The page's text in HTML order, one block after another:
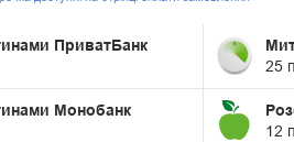
ПриватБанк
25
Монобанк
12